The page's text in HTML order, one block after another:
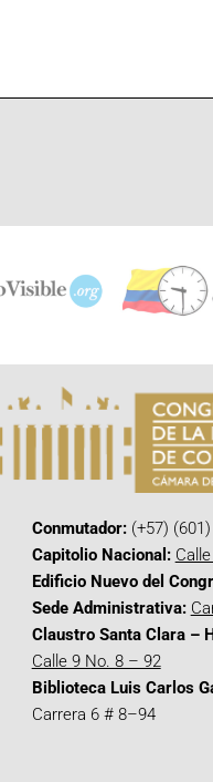
Conmutador:(+57) (601)
Capitolio Nacional:
Edificio Nuevo del
Sede Administrativa:
Claustro Santa Clara –
Calle 9 No. 8 – 92
Biblioteca Luis Carlos
Carrera 6 # 8–94